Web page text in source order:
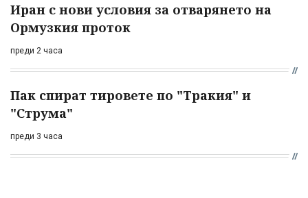
Иран с нови условия за отварянето на
Ормузкия проток
преди 2 часа
Пак спират тировете по "Тракия" и
"Струма"
преди 3 часа